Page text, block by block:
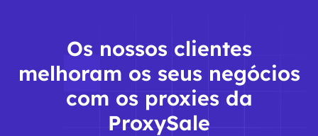
Os nossos clientes
melhoram os seus negócios
com os proxies da
ProxySale